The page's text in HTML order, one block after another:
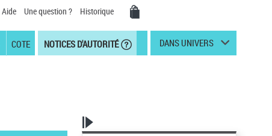
Aide Une question ? Historique
COTE NOTICES D'AUTORITÉ DANS UNIVERS